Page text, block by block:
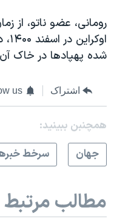
رومانی، عضو ناتو، از
شده پهپادها در خاک
اشتراک us
همچنبن ببینید:
جهان
سرخط
مطالب مرتبط